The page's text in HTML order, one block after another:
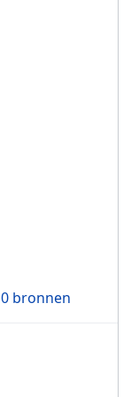
0 bronnen